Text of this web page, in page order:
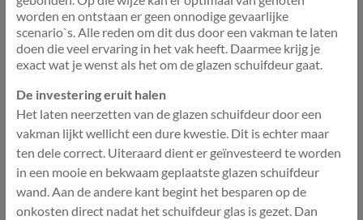
worden en ontstaan er geen onnodige gevaarlijke
scenario`s. Alle reden om dit dus door een vakman te laten
doen die veel ervaring in het vak heeft. Daarmee krijg je
exact wat je wenst als het om de glazen schuifdeur gaat.
De investering eruit halen
Het laten neerzetten van de glazen schuifdeur door een
vakman lijkt wellicht een dure kwestie. Dit is echter maar
ten dele correct. Uiteraard dient er geïnvesteerd te worden
in een mooie en bekwaam geplaatste glazen schuifdeur
wand. Aan de andere kant begint het besparen op de
onkosten direct nadat het schuifdeur glas is gezet. Dan